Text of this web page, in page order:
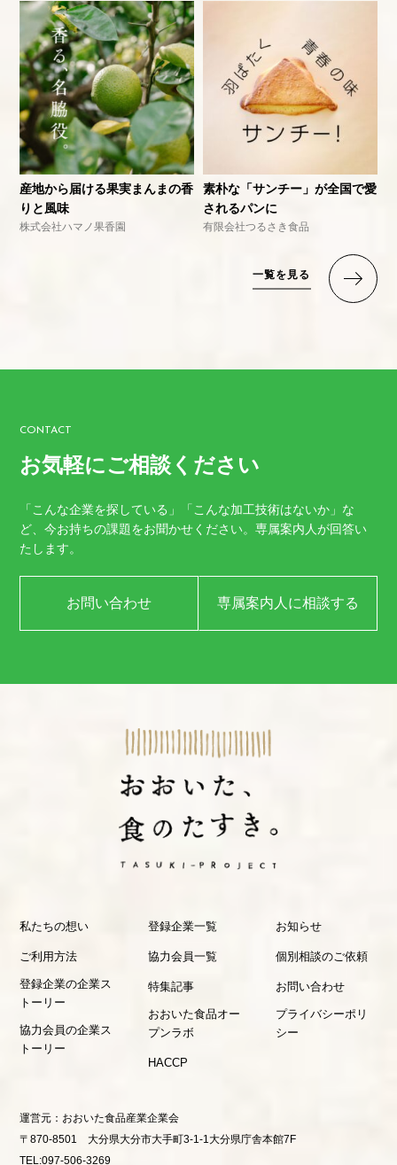
産地から届ける果実まんまの香
りと風味
株式会社ハマノ果香園
素朴な「サンチー」が全国で愛
されるパンに
有限会社つるさき食品
一覧を見る
CONTACT
お気軽にご相談ください
「こんな企業を探している」「こんな加工技術はないか」な
ど、今お持ちの課題をお聞かせください。専属案内人が回答い
たします。
お問い合わせ 専属案内人に相談する
私たちの想い
ご利用方法
登録企業の企業ス
トーリー
協力会員の企業ス
トーリー
登録企業一覧
協力会員一覧
特集記事
おおいた食品オー
プンラボ
HACCP
お知らせ
個別相談のご依頼
お問い合わせ
プライバシーポリ
シー
運営元： おおいた食品産業企業会
〒870-8501 大分県大分市大手町3-1-1大分県庁舎本館7F
TEL:097-506-3269